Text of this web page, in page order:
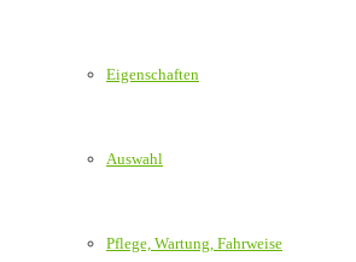
Eigenschaften
Auswahl
Pflege, Wartung, Fahrweise